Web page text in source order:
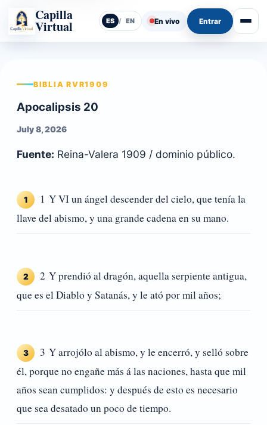
Capilla
Virtual ES / EN En vivo Entrar Abrir
BIBLIA RVR1909
Apocalipsis 20
July 8, 2026
Fuente: Reina-Valera 1909 / dominio público.
1
1 Y VI un ángel descender del cielo, que tenía la
llave del abismo, y una grande cadena en su mano.
2
2 Y prendió al dragón, aquella serpiente antigua,
que es el Diablo y Satanás, y le ató por mil años;
3
3 Y arrojólo al abismo, y le encerró, y selló sobre
él, porque no engañe más á las naciones, hasta que mil
años sean cumplidos: y después de esto es necesario
que sea desatado un poco de tiempo.